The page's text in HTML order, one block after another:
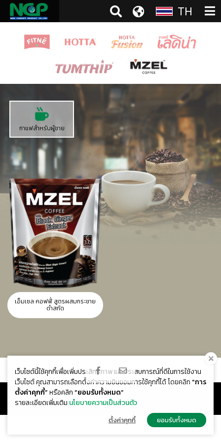
TH
เว็บไซต์นี้ใช้คุกกี้เพื่อเพิ่มประสิทธิภาพ และประสบการณ์ที่ดีในการใช้งาน
เว็บไซต์ คุณสามารถเลือกตั้งค่าความยินยอมการใช้คุกกี้ได้ โดยคลิก“การ
ตั้งค่าคุกกี้”หรือคลิก“ยอมรับทั้งหมด”
รายละเอียดเพิ่มเติม นโยบายความเป็นส่วนตัว
ตั้งค่าคุกกี้ ยอมรับทั้งหมด
กาแฟสำหรับผู้ชาย
เอ็มเซล คอฟฟี่ สูตรผสมกระชาย
ดำสกัด
Copyright © 2019 New Concept Product Co.,Ltd. All rights
reserved.